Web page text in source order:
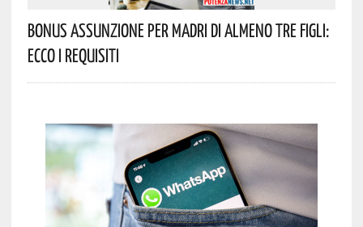
Bonus Assunzione Per Madri Di Almeno Tre Figli:
Ecco I Requisiti